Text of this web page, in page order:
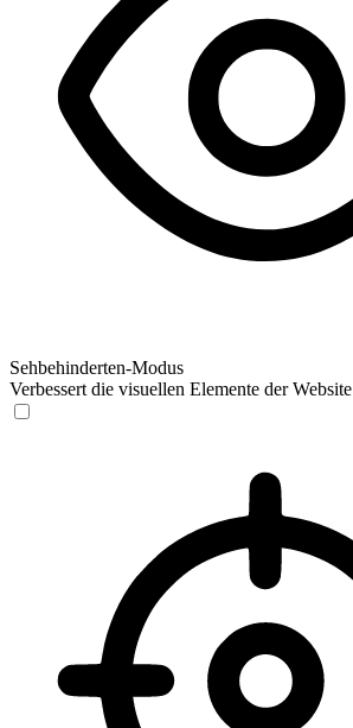
Sehbehinderten-Modus
Verbessert die visuellen Elemente der Website